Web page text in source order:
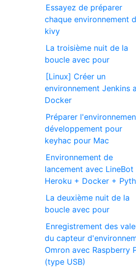
Essayez de préparer
chaque environnement
kivy
La troisième nuit de la
boucle avec pour
[Linux] Créer un
environnement Jenkins
Docker
Préparer
développement pour
keyhac pour Mac
Environnement de
lancement avec LineBot
Heroku + Docker +
La deuxième nuit de la
boucle avec pour
Enregistrement des
du capteur
Omron avec Raspberry
(type USB)